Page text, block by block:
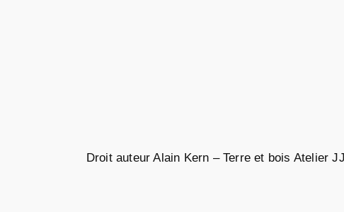
Droit auteur Alain Kern – Terre et bois Atelier